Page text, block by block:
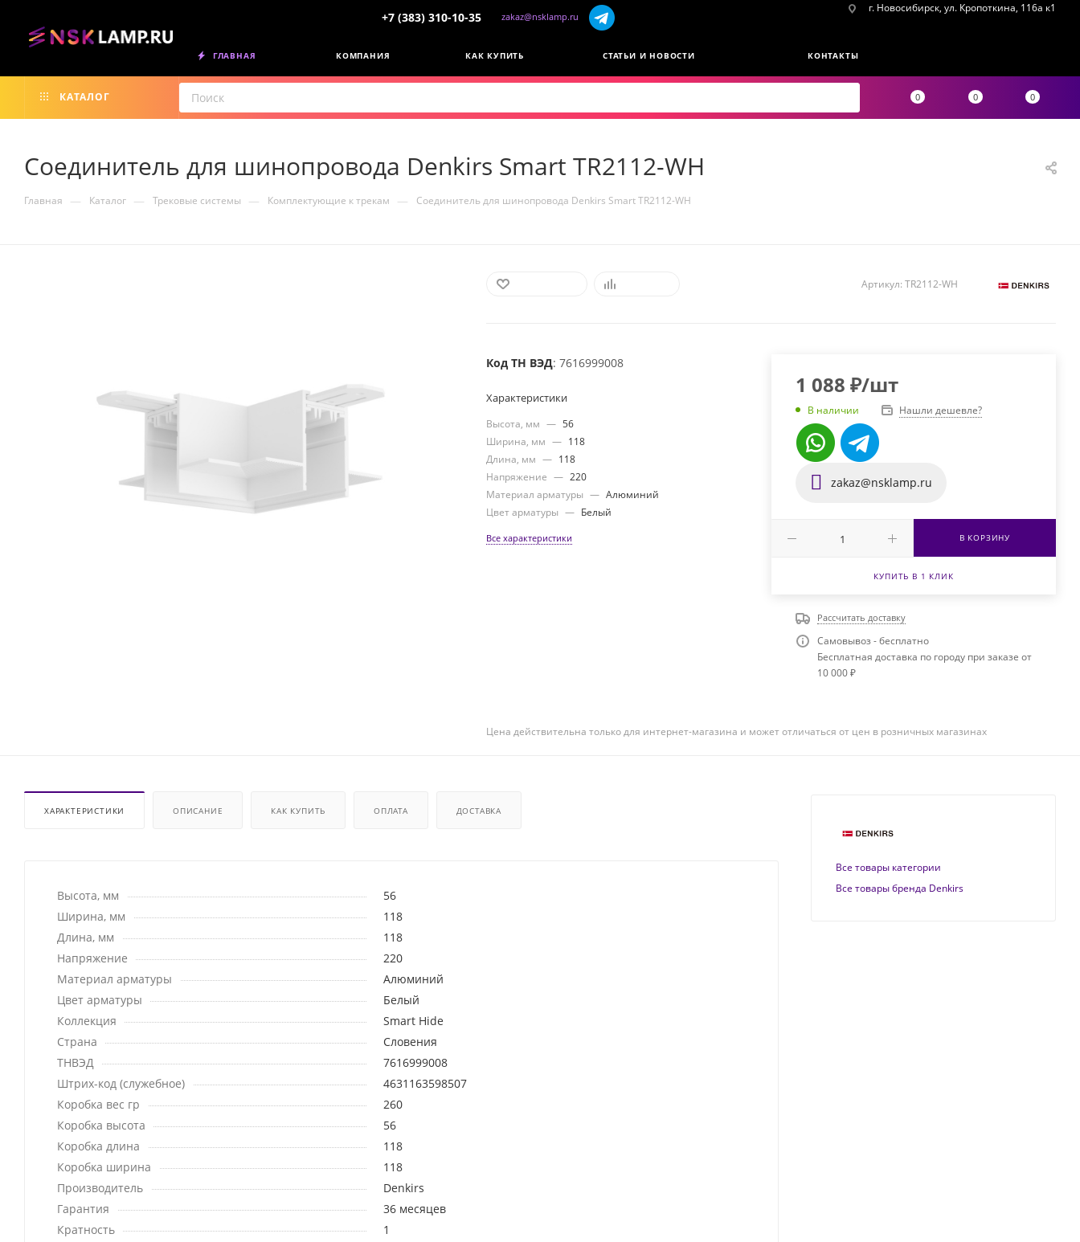
+7 (383) 310-10-35 zakaz@nsklamp.ru
г. Новосибирск, ул. Кропоткина, 116а к1
ГЛАВНАЯ КОМПАНИЯ КАК КУПИТЬ СТАТЬИ И НОВОСТИ КОНТАКТЫ
0 0 0
КАТАЛОГ
Соединитель для шинопровода Denkirs Smart TR2112-WH
Главная — Каталог — Трековые системы — Комплектующие к трекам — Соединитель для шинопровода Denkirs Smart TR2112-WH
Артикул: TR2112-WH
Код ТН ВЭД: 7616999008
Характеристики
Высота, мм — 56
Ширина, мм — 118
Длина, мм — 118
Напряжение — 220
Материал арматуры — Алюминий
Цвет арматуры — Белый
Все характеристики
1 088 ₽/шт
В наличии Нашли дешевле?
zakaz@nsklamp.ru
В КОРЗИНУ
КУПИТЬ В 1 КЛИК
Рассчитать доставку
Самовывоз - бесплатно
Бесплатная доставка по городу при заказе от
10 000 ₽
Цена действительна только для интернет-магазина и может отличаться от цен в розничных магазинах
ХАРАКТЕРИСТИКИ ОПИСАНИЕ КАК КУПИТЬ ОПЛАТА ДОСТАВКА
Высота, мм
56
Ширина, мм
118
Длина, мм
118
Напряжение
220
Материал арматуры
Алюминий
Цвет арматуры
Белый
Коллекция
Smart Hide
Страна
Словения
ТНВЭД
7616999008
Штрих-код (служебное)
4631163598507
Коробка вес гр
260
Коробка высота
56
Коробка длина
118
Коробка ширина
118
Производитель
Denkirs
Гарантия
36 месяцев
Кратность
1
Все товары категории
Все товары бренда Denkirs